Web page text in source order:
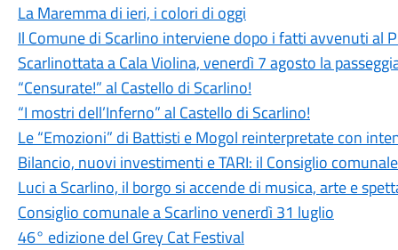
La Maremma di ieri, i colori di oggi
Il Comune di Scarlino interviene dopo i fatti avvenuti al
Scarlinottata a Cala Violina, venerdì 7 agosto la
“Censurate!” al Castello di Scarlino!
“I mostri dell’Inferno” al Castello di Scarlino!
Le “Emozioni” di Battisti e Mogol reinterpretate con
Bilancio, nuovi investimenti e TARI: il Consiglio
Luci a Scarlino, il borgo si accende di musica, arte e
Consiglio comunale a Scarlino venerdì 31 luglio
46° edizione del Grey Cat Festival